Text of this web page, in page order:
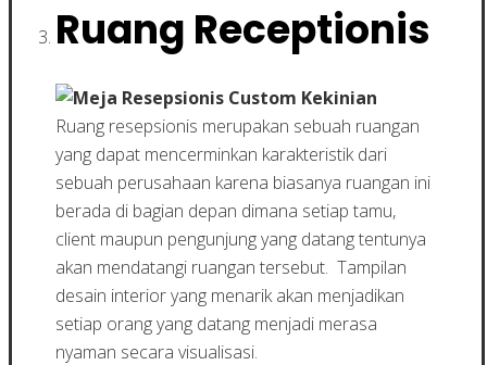
Ruang Receptionis
Ruang resepsionis merupakan sebuah ruangan
yang dapat mencerminkan karakteristik dari
sebuah perusahaan karena biasanya ruangan ini
berada di bagian depan dimana setiap tamu,
client maupun pengunjung yang datang tentunya
akan mendatangi ruangan tersebut. Tampilan
desain interior yang menarik akan menjadikan
setiap orang yang datang menjadi merasa
nyaman secara visualisasi.